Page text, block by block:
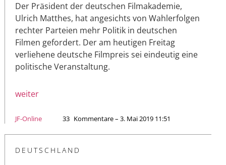
Der Präsident der deutschen Filmakademie,
Ulrich Matthes, hat angesichts von Wahlerfolgen
rechter Parteien mehr Politik in deutschen
Filmen gefordert. Der am heutigen Freitag
verliehene deutsche Filmpreis sei eindeutig eine
politische Veranstaltung.
weiter
JF-Online 33 Kommentare – 3. Mai 2019 11:51
DEUTSCHLAND